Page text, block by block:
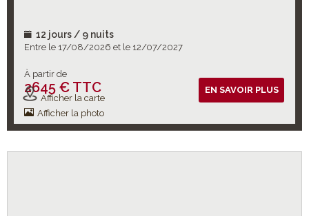
12 jours / 9 nuits
Entre le 17/08/2026 et le 12/07/2027
À partir de
2645 € TTC
Vols inclus
Afficher la carte
Afficher la photo
EN SAVOIR PLUS